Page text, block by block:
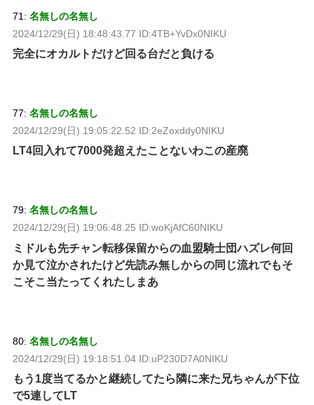
71: 名無しの名無し
2024/12/29(日) 18:48:43.77 ID:4TB+YvDx0NIKU
完全にオカルトだけど回る台だと負ける
77: 名無しの名無し
2024/12/29(日) 19:05:22.52 ID:2eZoxddy0NIKU
LT4回入れて7000発超えたことないわこの産廃
79: 名無しの名無し
2024/12/29(日) 19:06:48.25 ID:woKjAfC60NIKU
ミドルも先チャン転移保留からの血盟騎士団ハズレ何回
か見て泣かされたけど先読み無しからの同じ流れでもそ
こそこ当たってくれたしまあ
80: 名無しの名無し
2024/12/29(日) 19:18:51.04 ID:uP230D7A0NIKU
もう1度当てるかと継続してたら隣に来た兄ちゃんが下位
で5連してLT